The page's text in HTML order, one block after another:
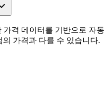
격 데이터를 기반으로 자동
가격과 다를 수 있습니다.